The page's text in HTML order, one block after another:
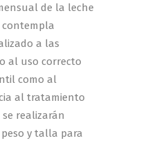
de la leche
a las
al uso correcto
como al
al tratamiento
realizarán
y talla para